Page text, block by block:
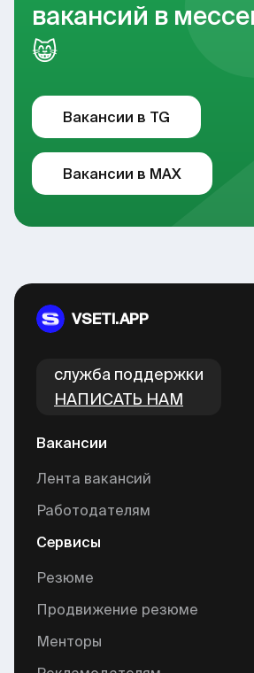
вакансий в
😸
Вакансии в TG
Вакансии в MAX
VSETI.APP
cлужба поддержки
НАПИСАТЬ НАМ
Вакансии
Лента вакансий
Работодателям
Сервисы
Резюме
Продвижение резюме
Менторы